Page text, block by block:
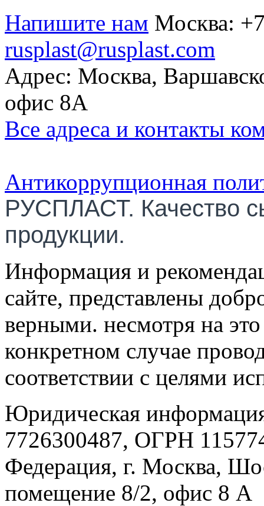
Напишите нам Москва:
rusplast@rusplast.com
Адрес: Москва,
офис 8А
Все адреса и контакты
Антикоррупционная
РУСПЛАСТ. Качество
продукции.
Информация и
сайте, представлены
верными. несмотря на
конкретном случае
соответствии с целями
Юридическая
7726300487, ОГРН
Федерация, г. Москва,
помещение 8/2, офис 8 А